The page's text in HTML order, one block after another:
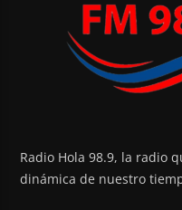
Radio Hola 98.9, la radio
dinámica de nuestro